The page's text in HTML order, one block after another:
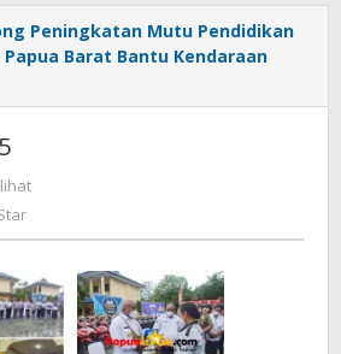
Peningkatan Mutu Pendidikan
Papua Barat Bantu Kendaraan